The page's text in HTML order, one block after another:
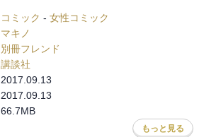
コミック - 女性コミック
マキノ
別冊フレンド
講談社
2017.09.13
2017.09.13
66.7MB
もっと見る